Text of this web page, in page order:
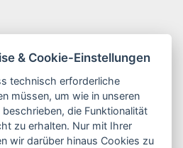
& Cookie-Einstellungen
technisch erforderliche
müssen, um wie in unseren
die Funktionalität
zu erhalten. Nur mit Ihrer
wir darüber hinaus Cookies zu